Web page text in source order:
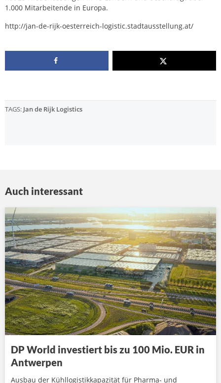
1.000 Mitarbeitende in Europa.
http://jan-de-rijk-oesterreich-logistic.stadtausstellung.at/
TAGS: Jan de Rijk Logistics
Auch interessant
DP World investiert bis zu 100 Mio. EUR in
Antwerpen
Ausbau der Kühllogistikkapazität für Pharma- und